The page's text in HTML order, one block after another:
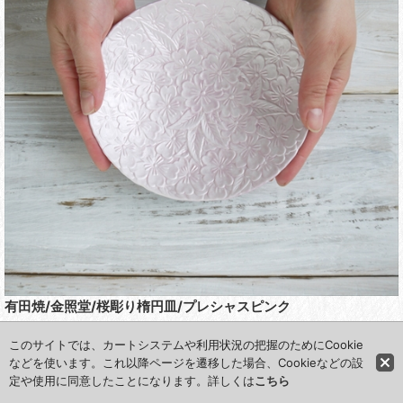
有田焼/金照堂/桜彫り楕円皿/プレシャスピンク
同じシリーズの楕円形のお皿もあります。
一緒に使うことで、春らしさがアップ！より食卓が華やかになり
ます。
このサイトでは、カートシステムや利用状況の把握のためにCookie
などを使います。これ以降ページを遷移した場合、Cookieなどの設
定や使用に同意したことになります。詳しくはこちら